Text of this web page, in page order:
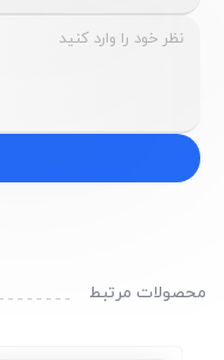
محصولات مرتبط